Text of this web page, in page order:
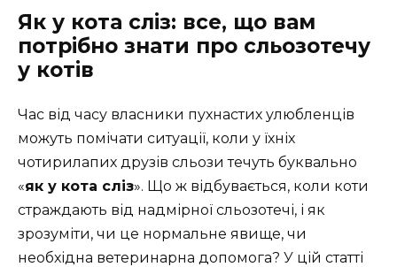
Як у кота сліз: все, що вам
потрібно знати про сльозотечу
у котів
Час від часу власники пухнастих улюбленців
можуть помічати ситуації, коли у їхніх
чотирилапих друзів сльози течуть буквально
«як у кота сліз». Що ж відбувається, коли коти
страждають від надмірної сльозотечі, і як
зрозуміти, чи це нормальне явище, чи
необхідна ветеринарна допомога? У цій статті